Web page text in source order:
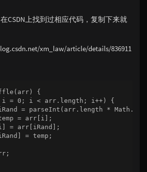
CSDN上找到过相应代码，复制下来就
xm_law/article/details/836911
{
= 0; i < arr.length; i++) {
= parseInt(arr.length *
= arr[i];
= arr[iRand];
= temp;